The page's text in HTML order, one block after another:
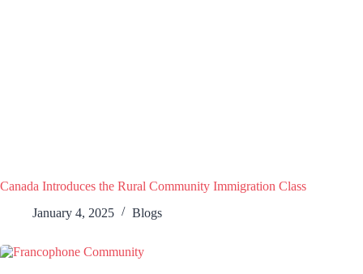
Canada Introduces the Rural Community Immigration Class
January 4, 2025
Blogs